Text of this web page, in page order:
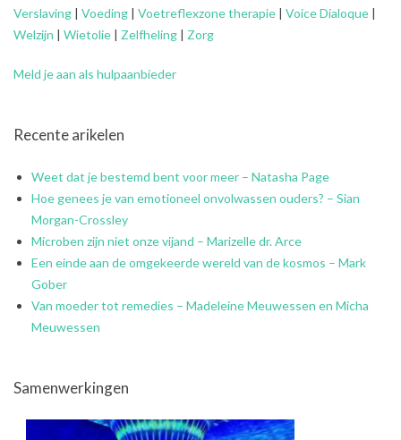
Verslaving | Voeding | Voetreflexzone therapie | Voice Dialoque |
Welzijn | Wietolie | Zelfheling | Zorg
Meld je aan als hulpaanbieder
Recente arikelen
Weet dat je bestemd bent voor meer – Natasha Page
Hoe genees je van emotioneel onvolwassen ouders? – Sian
Morgan-Crossley
Microben zijn niet onze vijand – Marizelle dr. Arce
Een einde aan de omgekeerde wereld van de kosmos – Mark
Gober
Van moeder tot remedies – Madeleine Meuwessen en Micha
Meuwessen
Samenwerkingen